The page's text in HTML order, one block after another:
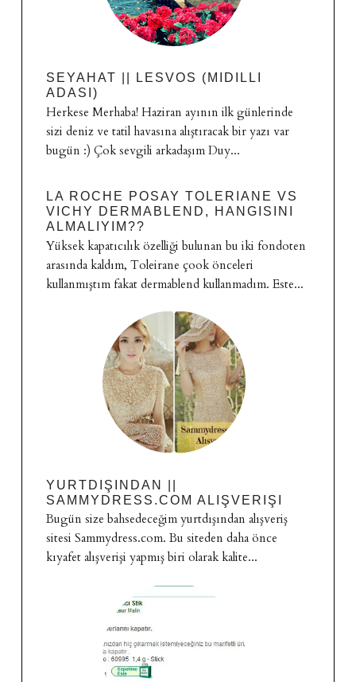
SEYAHAT || LESVOS (MIDILLI
ADASI)
Herkese Merhaba! Haziran ayının ilk günlerinde
sizi deniz ve tatil havasına alıştıracak bir yazı var
bugün :) Çok sevgili arkadaşım Duy...
LA ROCHE POSAY TOLERIANE VS
VICHY DERMABLEND, HANGISINI
ALMALIYIM??
Yüksek kapatıcılık özelliği bulunan bu iki fondoten
arasında kaldım, Toleirane çook önceleri
kullanmıştım fakat dermablend kullanmadım. Este...
YURTDIŞINDAN ||
SAMMYDRESS.COM ALIŞVERIŞI
Bugün size bahsedeceğim yurtdışından alışveriş
sitesi Sammydress.com. Bu siteden daha önce
kıyafet alışverişi yapmış biri olarak kalite...